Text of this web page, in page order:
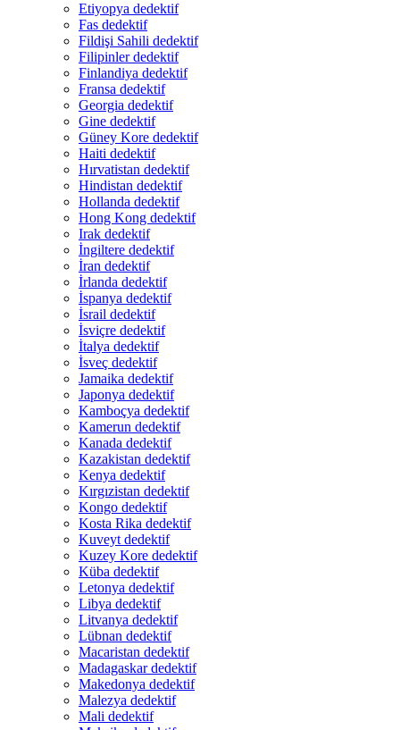
Etiyopya dedektif
Fas dedektif
Fildişi Sahili dedektif
Filipinler dedektif
Finlandiya dedektif
Fransa dedektif
Georgia dedektif
Gine dedektif
Güney Kore dedektif
Haiti dedektif
Hırvatistan dedektif
Hindistan dedektif
Hollanda dedektif
Hong Kong dedektif
Irak dedektif
İngiltere dedektif
İran dedektif
İrlanda dedektif
İspanya dedektif
İsrail dedektif
İsviçre dedektif
İtalya dedektif
İsveç dedektif
Jamaika dedektif
Japonya dedektif
Kamboçya dedektif
Kamerun dedektif
Kanada dedektif
Kazakistan dedektif
Kenya dedektif
Kırgızistan dedektif
Kongo dedektif
Kosta Rika dedektif
Kuveyt dedektif
Kuzey Kore dedektif
Küba dedektif
Letonya dedektif
Libya dedektif
Litvanya dedektif
Lübnan dedektif
Macaristan dedektif
Madagaskar dedektif
Makedonya dedektif
Malezya dedektif
Mali dedektif